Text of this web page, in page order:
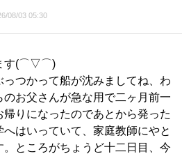
08/03 05:30
す(⌒▽⌒)
っつかって船が沈みましてね、わ
のお父さんが急な用で二ヶ月前一
帰りになったのであとから発った
はいっていて、家庭教師にやと
。ところがちょうど十二日目、今